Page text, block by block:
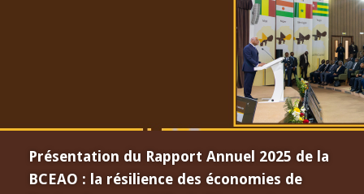
Présentation du Rapport Annuel 2025 de la
BCEAO : la résilience des économies de